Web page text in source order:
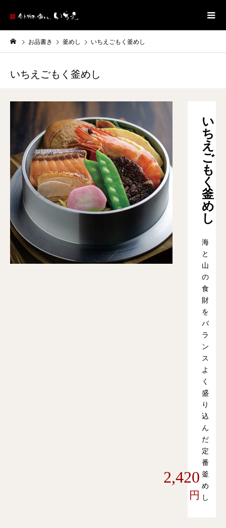
お品書き 釜めし いちえごもく釜めし
いちえごもく釜めし
い
ち
え
ご
も
く
釜
め
し
海
と
山
の
食
財
を
バ
ラ
ン
ス
よ
く
盛
り
込
ん
だ
定
番
釜
め
し
2,420
円